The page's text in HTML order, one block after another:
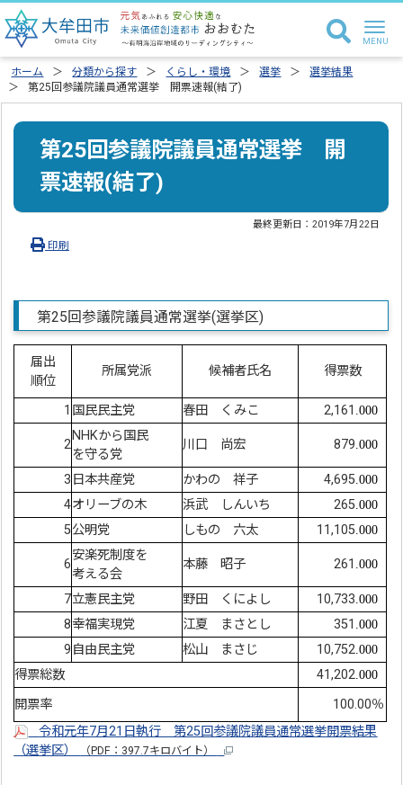
ホーム 分類から探す くらし・環境 選挙
選挙結果
第25回参議院議員通常選挙 開票速報(結了)
第25回参議院議員通常選挙 開
票速報(結了)
最終更新日：2019年7月22日
印刷
第25回参議院議員通常選挙(選挙区)
届出
順位
所属党派 候補者氏名 得票数
1 国民民主党 春田 くみこ 2,161 .000
2
NHKから国民
を守る党
川口 尚宏 879 .000
3 日本共産党 かわの 祥子 4,695 .000
4オリーブの木 浜武 しんいち 265 .000
5公明党 しもの 六太 11,105 .000
6
安楽死制度を
考える会
本藤 昭子 261 .000
7立憲民主党 野田 くによし 10,733 .000
8幸福実現党 江夏 まさとし 351 .000
9 自由民主党 松山 まさじ 10,752 .000
得票総数 41,202 .000
開票率
100.00％
令和元年7月21日執行 第25回参議院議員通常選挙開票結果
（選挙区）
（PDF：397.7キロバイト）